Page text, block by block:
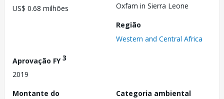
US$ 0.68 milhões
Oxfam in Sierra Leone
Região
Western and Central Africa
Aprovação FY3
2019
Montante do
Categoria ambiental